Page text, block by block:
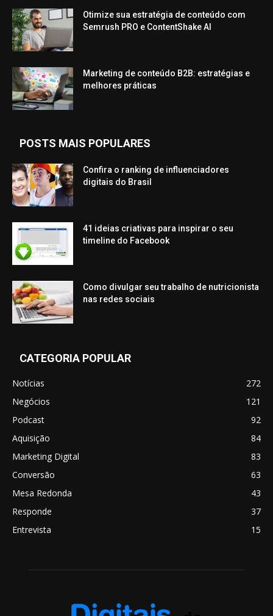
Otimize sua estratégia de conteúdo com
Semrush PRO e ContentShake AI
Marketing de conteúdo B2B: estratégias e
melhores práticas
POSTS MAIS POPULARES
Confira o ranking de influenciadores
digitais do Brasil
41 ideias criativas para inspirar o seu
timeline do Facebook
Como divulgar seu trabalho de nutricionista
nas redes sociais
CATEGORIA POPULAR
Notícias
272
Negócios
121
Podcast
92
Aquisição
84
Marketing Digital
83
Conversão
63
Mesa Redonda
43
Responde
37
Entrevista
15